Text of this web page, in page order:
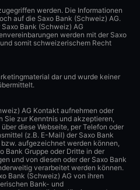
werden. Die Informationen
auf die Saxo Bank (Schweiz) AG.
Bank (Schweiz) AG
werden mit der Saxo
somit schweizerischem Recht
dar und wurde keiner
AG Kontakt aufnehmen oder
Sie zur Kenntnis und akzeptieren,
diese Webseite, per Telefon oder
(z.B. E-Mail) der Saxo Bank
aufgezeichnet werden können,
Bank Gruppe oder Dritte in der
und von diesen oder der Saxo Bank
verarbeitet werden können.
Bank (Schweiz) AG von ihren
Bank- und